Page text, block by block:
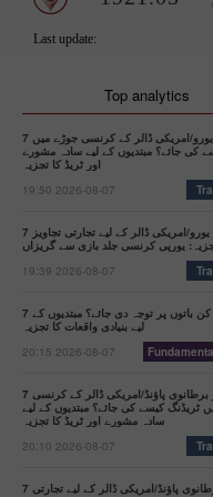
Top analytics
7 اگست کو یورو/امریکی ڈالر کے کرنسی جوڑے میں
کی جائے؟ مبتدیوں کے لیے سادہ مشورے
اور ٹریڈ کا تجزیہ
19:50 2026-08-07
7 اگست کو یورو/امریکی ڈالر کے لیے تجارتی تجاویز
یورپی کرنسی جلد بازی سے گریزاں
19:39 2026-08-07
7 اگست کو کن باتوں پر توجہ دی جائے؟ مبتدیوں کے
لیے بنیادی واقعات کا تجزیہ
20:15 2026-08-07
7 اگست کو برطانوی پاؤنڈ/امریکی ڈالر کے کرنسی
ٹریڈنگ کیسے کی جائے؟ مبتدیوں کے لیے
سادہ مشورے اور ٹریڈ کا تجزیہ
20:10 2026-08-07
7 اگست کو برطانوی پاؤنڈ/امریکی ڈالر کے لیے تجارتی